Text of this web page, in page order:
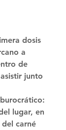
dosis
a
de
junto
lugar, en
carné